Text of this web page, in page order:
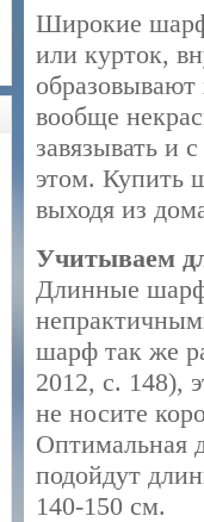
Широкие
или курток,
образовывают
вообще
завязывать и
этом. Купить
выходя из
Учитываем
Длинные
шарф так же
2012, с. 148),
не носите
Оптимальная
подойдут
140-150 см.